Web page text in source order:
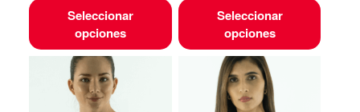
Seleccionar
opciones
Seleccionar
opciones